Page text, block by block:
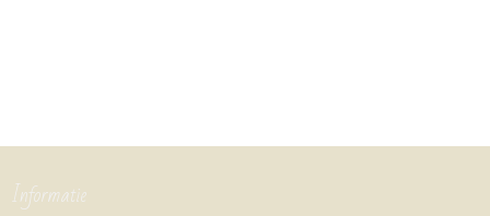
Informatie